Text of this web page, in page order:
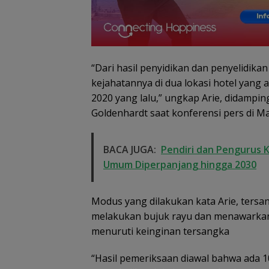
“Dari hasil penyidikan dan
kejahatannya di dua lokasi hotel yang
2020 yang lalu,” ungkap Arie,
Goldenhardt saat konferensi pers di
BACA JUGA: Pendiri dan Pengurus
Umum Diperpanjang hingga 2030
Modus yang dilakukan kata Arie,
melakukan bujuk rayu dan
menuruti keinginan tersangka
“Hasil pemeriksaan diawal bahwa ada
Dugaan Penipuan
Rekrutmen Calon
Anggota Polri di
Diselesaikan Secara
Kekeluargaan
Demo di Jakarta,
ASPEK Desak
PKH Tinjau
Sawit